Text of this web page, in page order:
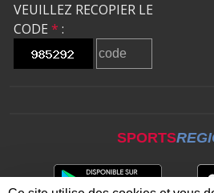
VEUILLEZ RECOPIER LE
CODE * :
SPORTS